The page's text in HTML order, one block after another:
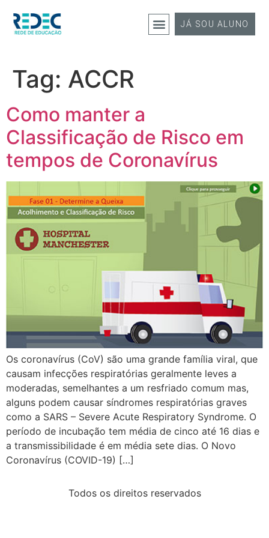
JÁ SOU ALUNO
Tag: ACCR
Como manter a
Classificação de Risco em
tempos de Coronavírus
Os coronavírus (CoV) são uma grande família viral, que
causam infecções respiratórias geralmente leves a
moderadas, semelhantes a um resfriado comum mas,
alguns podem causar síndromes respiratórias graves
como a SARS – Severe Acute Respiratory Syndrome. O
período de incubação tem média de cinco até 16 dias e
a transmissibilidade é em média sete dias. O Novo
Coronavírus (COVID-19) […]
Todos os direitos reservados